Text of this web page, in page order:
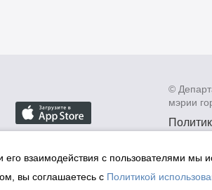
©
мэрии
данных
мэрии
его взаимодействия с пользователями мы
вы соглашаетесь с Политикой